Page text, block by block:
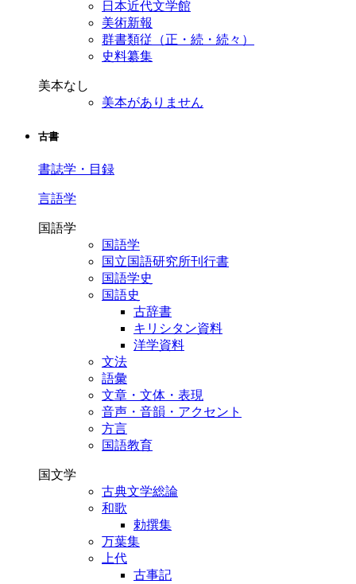
日本近代文学館
美術新報
群書類従（正・続・続々）
史料纂集
美本なし
美本がありません
古書
書誌学・目録
言語学
国語学
国語学
国立国語研究所刊行書
国語学史
国語史
古辞書
キリシタン資料
洋学資料
文法
語彙
文章・文体・表現
音声・音韻・アクセント
方言
国語教育
国文学
古典文学総論
和歌
勅撰集
万葉集
上代
古事記